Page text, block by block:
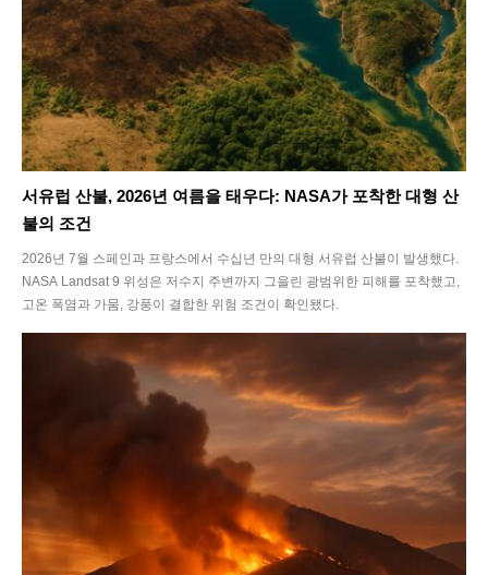
서유럽 산불, 2026년 여름을 태우다: NASA가 포착한 대형 산
불의 조건
2026년 7월 스페인과 프랑스에서 수십년 만의 대형 서유럽 산불이 발생했다.
NASA Landsat 9 위성은 저수지 주변까지 그을린 광범위한 피해를 포착했고,
고온 폭염과 가뭄, 강풍이 결합한 위험 조건이 확인됐다.